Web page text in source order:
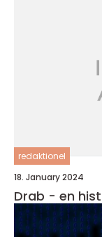
redaktionel
18. January 2024
Drab - en